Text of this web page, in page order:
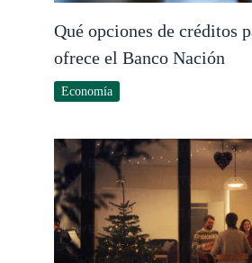
Qué opciones de créditos
ofrece el Banco Nación
Economía